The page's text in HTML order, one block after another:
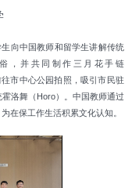
向中国教师和留学生讲解传统
，并共同制作三月花手链
市中心公园拍照，吸引市民驻
洛舞（Horo）。中国教师通过
在保工作生活积累文化认知。